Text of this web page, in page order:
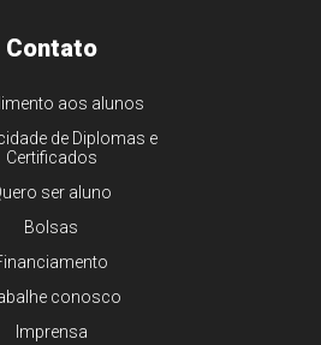
Contato
aos alunos
de Diplomas e
Certificados
ser aluno
Bolsas
conosco
Imprensa